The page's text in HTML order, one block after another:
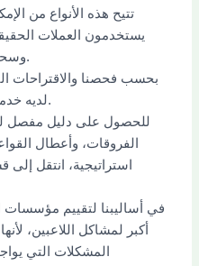
تتيح هذه الأنواع من
يستخدمون العملات
وسحب الأرباح بشكل صحيح.
بحسب فحصنا والاقتراحات
FairPari Local لديه خدمة عملاء.
للحصول على دليل مفصل
الفروقات، وأعطال
استراتيجية، انتقل
في أساليبنا لتقييم مؤسسات
أكبر لمشاكل اللاعبين،
المشكلات التي